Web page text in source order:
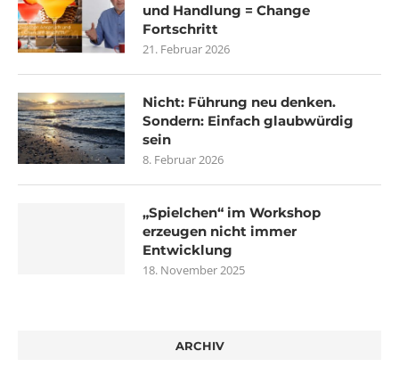
und Handlung = Change
Fortschritt
21. Februar 2026
Nicht: Führung neu denken.
Sondern: Einfach glaubwürdig
sein
8. Februar 2026
„Spielchen“ im Workshop
erzeugen nicht immer
Entwicklung
18. November 2025
ARCHIV